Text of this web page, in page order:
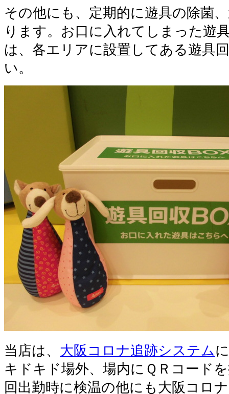
その他にも、定期的に遊具の除菌
ります。お口に入れてしまった遊
は、各エリアに設置してある遊具
い。
当店は、 大阪コロナ追跡システム
キドキド場外、場内にＱＲコード
回出勤時に検温の他にも大阪コロ